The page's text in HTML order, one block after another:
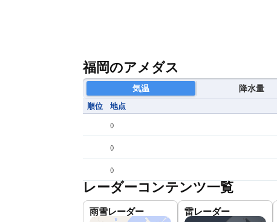
福岡のアメダス
気温 降水量
順位 地点
()
()
()
レーダーコンテンツ一覧
雨雪レーダー 雷レーダー